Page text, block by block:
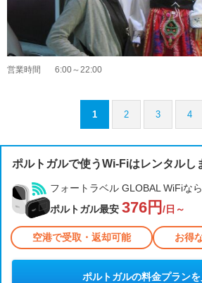
営業時間 6:00～22:00
1 2 3 4
ポルトガルで使うWi-Fiはレンタルし
フォートラベル GLOBAL WiFiなら
ポルトガル最安 376円 /日～
空港で受取・返却可能 お得
ポルトガルの料金プラン